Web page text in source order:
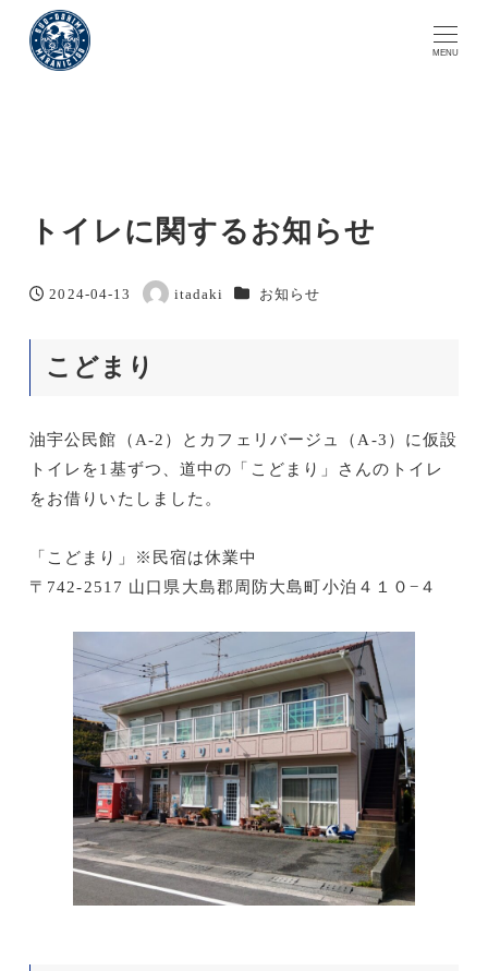
MENU
トイレに関するお知らせ
投稿日
2024-04-13
著
itadaki カテゴリー
お知らせ
こどまり
油宇公民館（A-2）とカフェリバージュ（A-3）に仮設
トイレを1基ずつ、道中の「こどまり」さんのトイレ
をお借りいたしました。
「こどまり」※民宿は休業中
〒742-2517 山口県大島郡周防大島町小泊４１０−４